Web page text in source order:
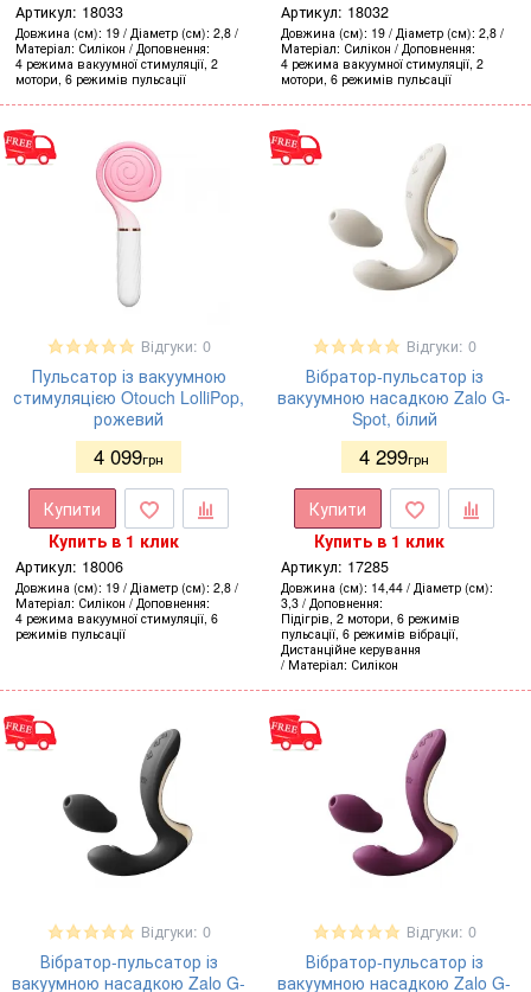
Артикул: 18033
Довжина (см) 19 Діаметр (см) 2,8
Матеріал Силікон
Доповнення
4 режима вакуумної стимуляції, 2
мотори, 6 режимів пульсації
Артикул: 18032
Довжина (см) 19 Діаметр (см) 2,8
Матеріал Силікон
Доповнення
4 режима вакуумної стимуляції, 2
мотори, 6 режимів пульсації
Відгуки: 0
Пульсатор із вакуумною
стимуляцією Otouch LolliPop,
рожевий
4 099грн
Купити
Купить в 1 клик
Артикул: 18006
Довжина (см) 19 Діаметр (см) 2,8
Матеріал Силікон
Доповнення
4 режима вакуумної стимуляції, 6
режимів пульсації
Відгуки: 0
Вібратор-пульсатор із
вакуумною насадкою Zalo G-
Spot, білий
4 299грн
Купити
Купить в 1 клик
Артикул: 17285
Довжина (см) 14,44 Діаметр (см)
3,3 Доповнення
Підігрів, 2 мотори, 6 режимів
пульсації, 6 режимів вібрації,
Дистанційне керування
Матеріал Силікон
Відгуки: 0
Вібратор-пульсатор із
вакуумною насадкою Zalo G-
Відгуки: 0
Вібратор-пульсатор із
вакуумною насадкою Zalo G-